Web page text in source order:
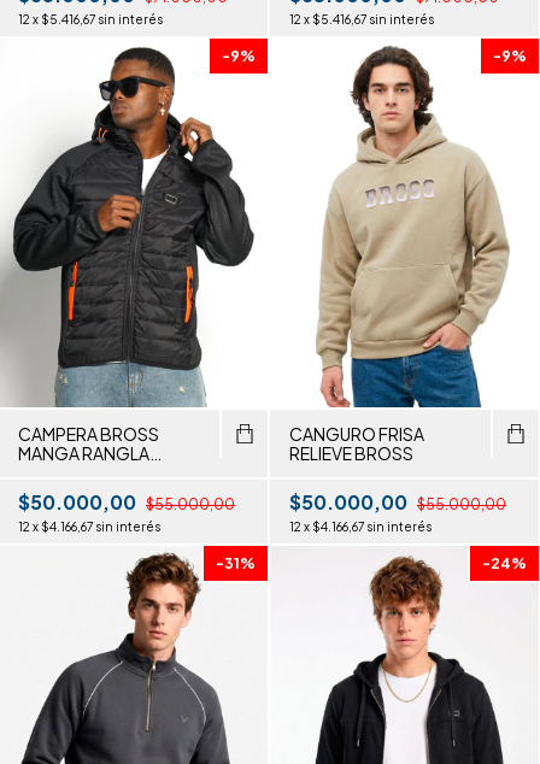
12 x $5.416,67 sin interés 12 x $5.416,67 sin interés
-9%
CAMPERA BROSS
MANGA RANGLA
$50.000,00 $55.000,00
12 x $4.166,67 sin interés
-9%
CANGURO FRISA
RELIEVE BROSS
$50.000,00 $55.000,00
12 x $4.166,67 sin interés
-31% -24%